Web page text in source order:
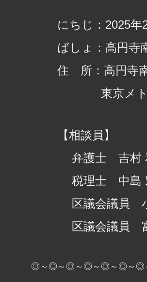
にちじ：2025年
ばしょ：高円寺
住 所：高円寺
東京メ
【相談員】
弁護士 吉村
税理士 中島
区議会議員
区議会議員
◎～◎～◎～◎～◎～◎～